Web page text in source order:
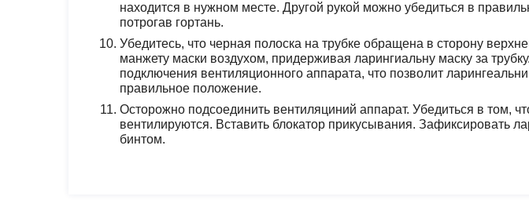
находится в нужном месте. Другой рукой можно убедиться в
потрогав гортань.
Убедитесь, что черная полоска на трубке обращена в сторону
манжету маски воздухом, придерживая ларингиальну маску за
подключения вентиляционного аппарата, что позволит
правильное положение.
Осторожно подсоединить вентиляциний аппарат. Убедиться в том,
вентилируются. Вставить блокатор прикусывания. Зафиксировать
бинтом.